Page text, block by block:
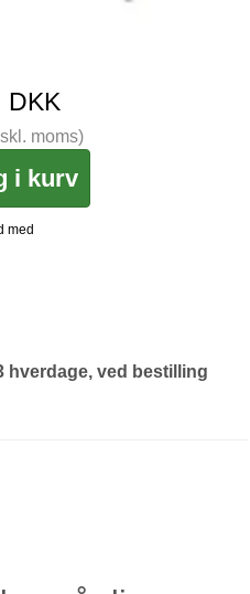
DKK
moms)
i kurv
hverdage, ved bestilling